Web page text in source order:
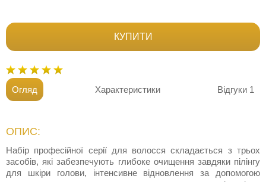
КУПИТИ
Огляд Характеристики Відгуки 1
ОПИС:
Набір професійної серії для волосся складається з трьох
засобів, які забезпечують глибоке очищення завдяки пілінгу
для шкіри голови, інтенсивне відновлення за допомогою